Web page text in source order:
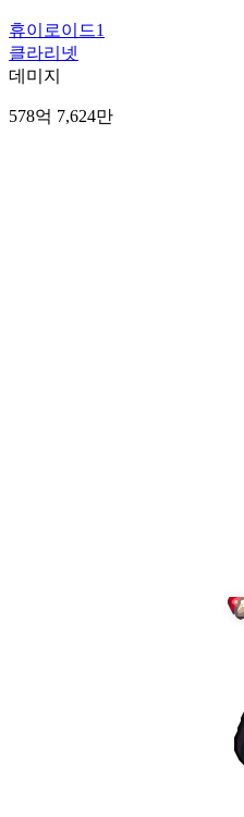
휴이로이드1
클라리넷
데미지
578억 7,624만